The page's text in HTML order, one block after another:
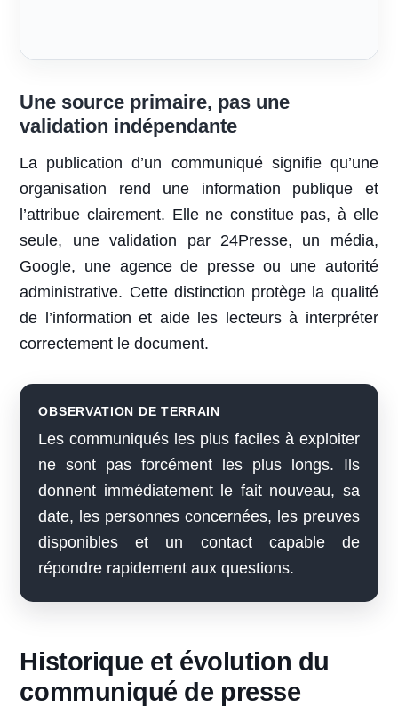
Une source primaire, pas une
validation indépendante
La publication d’un communiqué signifie qu’une
organisation rend une information publique et
l’attribue clairement. Elle ne constitue pas, à elle
seule, une validation par 24Presse, un média,
Google, une agence de presse ou une autorité
administrative. Cette distinction protège la qualité
de l’information et aide les lecteurs à interpréter
correctement le document.
OBSERVATION DE TERRAIN
Les communiqués les plus faciles à exploiter
ne sont pas forcément les plus longs. Ils
donnent immédiatement le fait nouveau, sa
date, les personnes concernées, les preuves
disponibles et un contact capable de
répondre rapidement aux questions.
Historique et évolution du
communiqué de presse